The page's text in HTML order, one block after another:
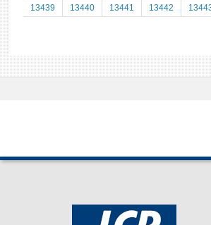
13439
13440 13441 13442